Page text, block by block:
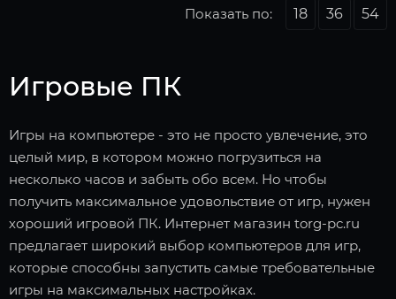
Показать по: 18 36 54
Игровые ПК
Игры на компьютере - это не просто увлечение, это
целый мир, в котором можно погрузиться на
несколько часов и забыть обо всем. Но чтобы
получить максимальное удовольствие от игр, нужен
хороший игровой ПК. Интернет магазин torg-pc.ru
предлагает широкий выбор компьютеров для игр,
которые способны запустить самые требовательные
игры на максимальных настройках.